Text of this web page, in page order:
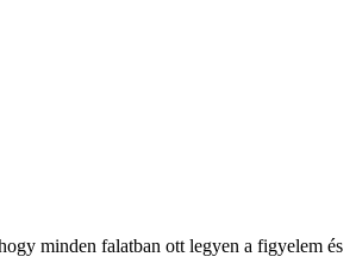
minden falatban ott legyen a figyelem és